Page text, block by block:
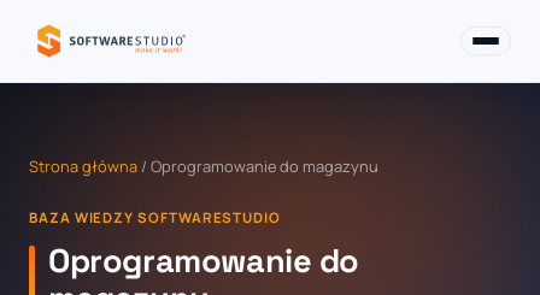
Strona główna / Oprogramowanie do magazynu
BAZA WIEDZY SOFTWARESTUDIO
Oprogramowanie do